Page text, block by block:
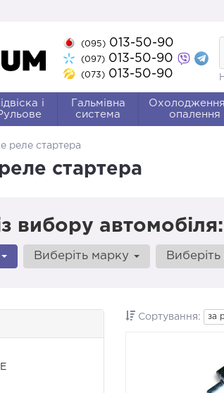
(095)013-50-90
(097)013-50-90
(073)013-50-90
і
Гальмівна
система
опалення
реле стартера
стартера
вибору автомобіля:
Виберіть марку
Сортування: за